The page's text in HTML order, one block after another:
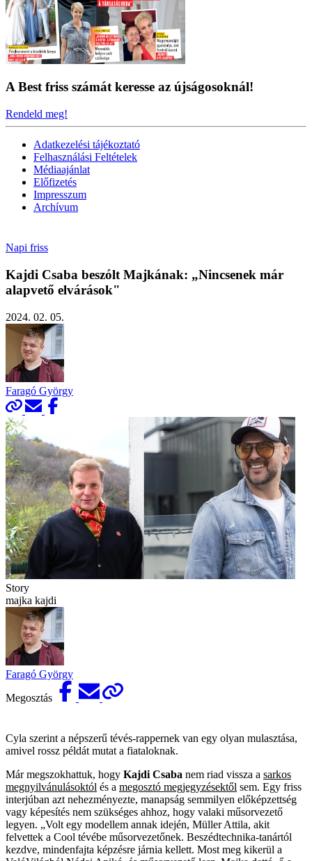
A Best friss számát keresse az újságosoknál!
Rendeld meg!
Adatkezelési tájékoztató
Felhasználási Feltételek
Médiaajánlat
Előfizetés
Impresszum
Archívum
Napi friss
Kajdi Csaba beszólt Majkának: „Nincsenek már
alapvető elvárások"
2024. 02. 05.
Faragó György
Story
majka kajdi
Faragó György
Megosztás
Cyla szerint a népszerű tévés-rappernek van egy olyan mulasztása,
amivel rossz példát mutat a fiataloknak.
Már megszokhattuk, hogy Kajdi Csaba nem riad vissza a sarkos
megnyilvánulásoktól és a megosztó megjegyzésektől sem. Egy friss
interjúban azt nehezményezte, manapság semmilyen előképzettség
vagy képesítés nem szükséges ahhoz, hogy valaki műsorvezető
legyen. „Volt egy modellem annak idején, Müller Attila, akit
felvettek a Cool tévébe műsorvezetőnek. Beszédtechnika-tanártól
kezdve, mindenfajta képzésre járnia kellett. Most meg kikerül a